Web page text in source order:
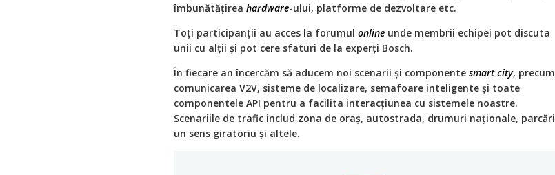
îmbunătățirea hardware-ului, platforme de dezvoltare etc.
Toți participanții au acces la forumul online unde membrii echipei pot discuta
unii cu alții și pot cere sfaturi de la experți Bosch.
În fiecare an încercăm să aducem noi scenarii și componente smart city, precum
comunicarea V2V, sisteme de localizare, semafoare inteligente și toate
componentele API pentru a facilita interacțiunea cu sistemele noastre.
Scenariile de trafic includ zona de oraș, autostrada, drumuri naționale, parcări
un sens giratoriu și altele.